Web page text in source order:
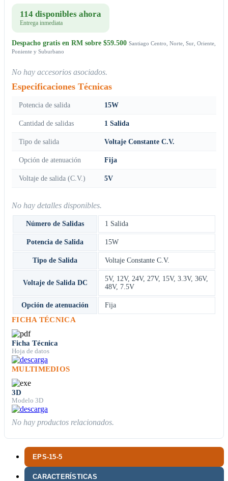
EPS-15-5
CARACTERÍSTICAS
114 disponibles ahora
Entrega inmediata
Despacho gratis en RM sobre $59.500 Santiago Centro, Norte, Sur, Oriente,
Poniente y Suburbano
No hay accesorios asociados.
Especificaciones Técnicas
Potencia de salida 15W
Cantidad de salidas 1 Salida
Tipo de salida Voltaje Constante C.V.
Opción de atenuación Fija
Voltaje de salida (C.V.) 5V
No hay detalles disponibles.
Número de Salidas 1 Salida
Potencia de Salida 15W
Tipo de Salida Voltaje Constante C.V.
Voltaje de Salida DC
5V, 12V, 24V, 27V, 15V, 3.3V, 36V,
48V, 7.5V
Opción de atenuación Fija
FICHA TÉCNICA
Ficha Técnica
Hoja de datos
MULTIMEDIOS
3D
Modelo 3D
No hay productos relacionados.